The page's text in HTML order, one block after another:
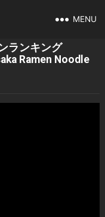
MENU
ランキング
Ramen Noodle